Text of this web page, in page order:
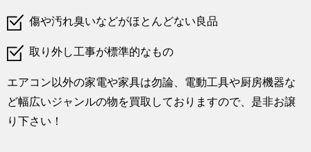
傷や汚れ臭いなどがほとんどない良品
取り外し工事が標準的なもの
エアコン以外の家電や家具は勿論、電動工具や厨房機器な
ど幅広いジャンルの物を買取しておりますので、是非お譲
り下さい！